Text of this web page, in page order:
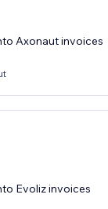
Axonaut invoices
Evoliz invoices